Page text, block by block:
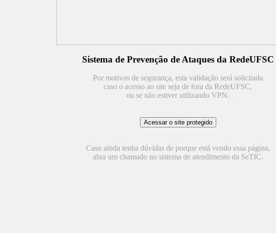
Sistema de Prevenção de Ataques da RedeUFSC
Por motivos de segurança, esta validação será solicitada
caso o acesso ao site seja de fora da RedeUFSC,
ou se não estiver utilizando VPN.
Caso ainda tenha dúvidas de porque está vendo essa página,
abra um chamado no sistema de atendimento da SeTIC.